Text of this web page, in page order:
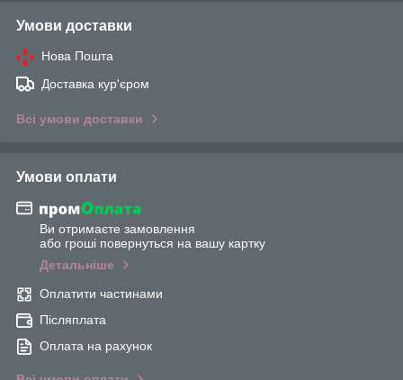
Умови доставки
Нова Пошта
Доставка кур'єром
Всі умови доставки
Умови оплати
Ви отримаєте замовлення
або гроші повернуться на вашу картку
Детальніше
Оплатити частинами
Післяплата
Оплата на рахунок